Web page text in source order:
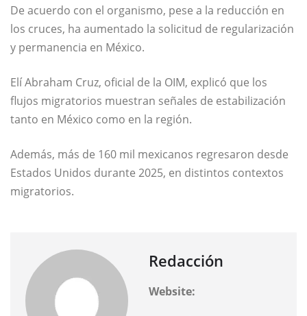
De acuerdo con el organismo, pese a la reducción en
los cruces, ha aumentado la solicitud de regularización
y permanencia en México.
Elí Abraham Cruz, oficial de la OIM, explicó que los
flujos migratorios muestran señales de estabilización
tanto en México como en la región.
Además, más de 160 mil mexicanos regresaron desde
Estados Unidos durante 2025, en distintos contextos
migratorios.
Redacción
Website: